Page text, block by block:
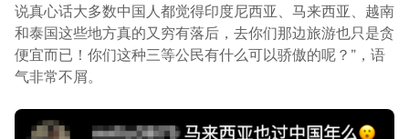
说真心话大多数中国人都觉得印度尼西亚、马来西亚、越南
和泰国这些地方真的又穷有落后，去你们那边旅游也只是贪
便宜而已！你们这种三等公民有什么可以骄傲的呢？”，语
气非常不屑。